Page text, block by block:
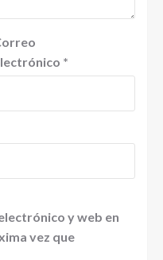
*
y web en
vez que